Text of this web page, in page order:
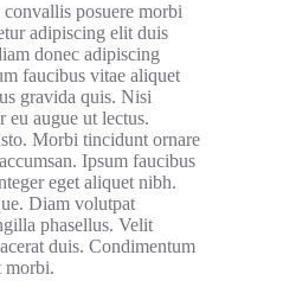
convallis posuere morbi
adipiscing elit duis
donec adipiscing
faucibus vitae aliquet
gravida quis. Nisi
eu augue ut lectus.
Morbi tincidunt ornare
Ipsum faucibus
eget aliquet nibh.
Diam volutpat
phasellus. Velit
duis. Condimentum
morbi.